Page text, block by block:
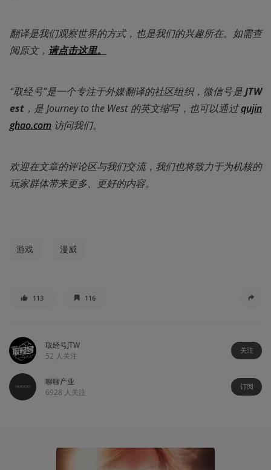
翻译是我们观察世界的方式，也是我们的兴趣所在。如需查
阅原文， 请点击这里。
“取经号”是一个专注于外媒翻译的社区组织，微信号是 JTW
est ，是 Journey to the West 的英文缩写，也可以通过 qujin
ghao.com 访问我们。
欢迎在文章的评论区与我们交流，我们也将致力于为机核的
玩家群体带来更多、更好的内容。
游戏 漫威
113 116
取经号JTW
52 人关注
关注
聊聊产业
6928 人关注
订阅